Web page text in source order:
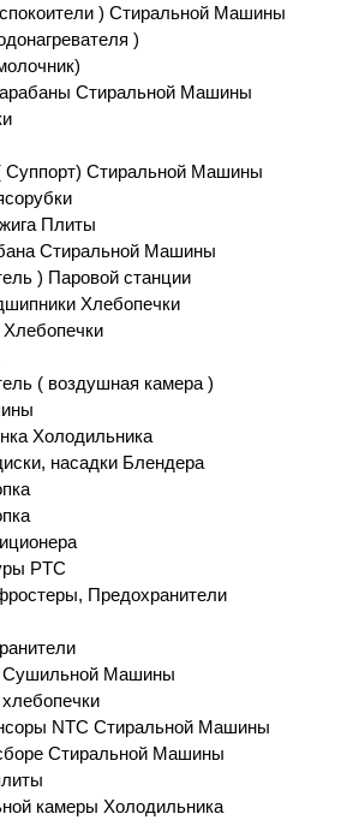
) Стиральной Машины
)
Стиральной Машины
Суппорт) Стиральной Машины
Плиты
Стиральной Машины
) Паровой станции
Хлебопечки
( воздушная камера )
Холодильника
насадки Блендера
PTC
Предохранители
Сушильной Машины
NTC Стиральной Машины
Стиральной Машины
камеры Холодильника